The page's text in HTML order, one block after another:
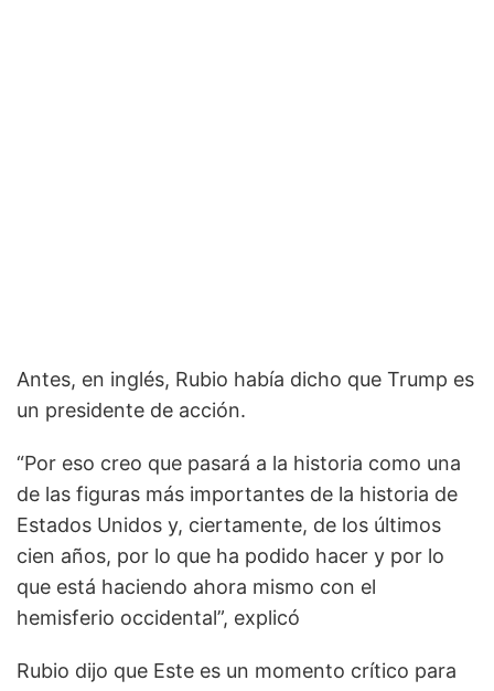
Antes, en inglés, Rubio había dicho que Trump es
un presidente de acción.
“Por eso creo que pasará a la historia como una
de las figuras más importantes de la historia de
Estados Unidos y, ciertamente, de los últimos
cien años, por lo que ha podido hacer y por lo
que está haciendo ahora mismo con el
hemisferio occidental”, explicó
Rubio dijo que Este es un momento crítico para